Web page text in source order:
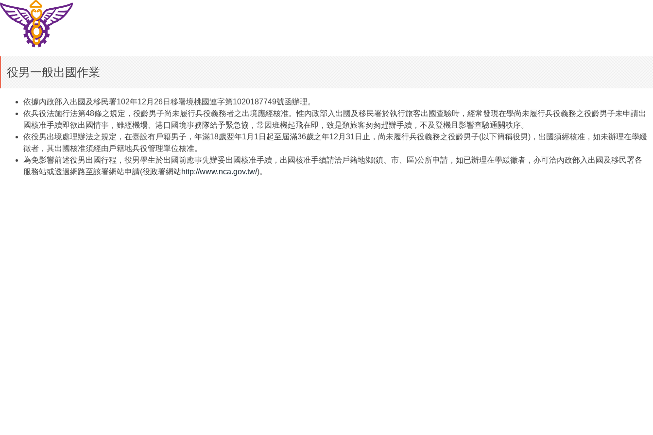
役男一般出國作業
依據內政部入出國及移民署102年12月26日移署境桃國連字第1020187749號函辦理。
依兵役法施行法第48條之規定，役齡男子尚未履行兵役義務者之出境應經核准。惟內政部入出國及移民署於執行旅客出國查驗時，經常發現在學尚未履行兵役義務之役齡男子未申請出
國核准手續即欲出國情事，雖經機場、港口國境事務隊給予緊急協，常因班機起飛在即，致是類旅客匆匆趕辦手續，不及登機且影響查驗通關秩序。
依役男出境處理辦法之規定，在臺設有戶籍男子，年滿18歲翌年1月1日起至屆滿36歲之年12月31日止，尚未履行兵役義務之役齡男子(以下簡稱役男)，出國須經核准，如未辦理在學緩
徵者，其出國核准須經由戶籍地兵役管理單位核准。
為免影響前述役男出國行程，役男學生於出國前應事先辦妥出國核准手續，出國核准手續請洽戶籍地鄉(鎮、市、區)公所申請，如已辦理在學緩徵者，亦可洽內政部入出國及移民署各
服務站或透過網路至該署網站申請(役政署網站http://www.nca.gov.tw/)。